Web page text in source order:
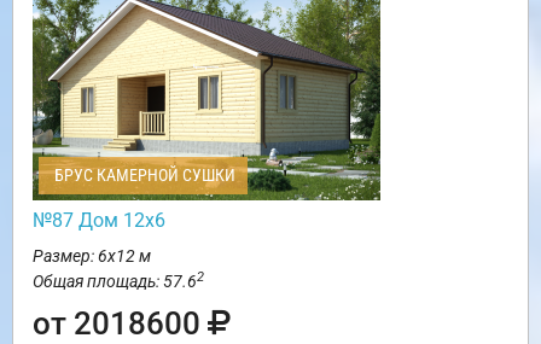
БРУС КАМЕРНОЙ СУШКИ
№87 Дом 12х6
Размер: 6х12 м
Общая площадь: 57.62
от 2018600